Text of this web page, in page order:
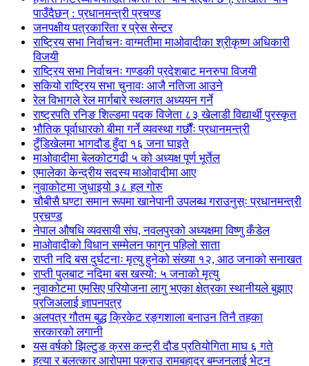
पाउँदैछन् : प्रधानमन्त्री प्रचण्ड
जनपक्षीय पत्रकारिता र प्रेस सेन्टर
राष्ट्रिय सभा निर्वाचनः वाग्मतीमा माओवादीका श्रीकृष्ण अधिकारी
विजयी
राष्ट्रिय सभा निर्वाचनः गण्डकी प्रदेशबाट मनरुपा विजयी
सकियो राष्ट्रिय सभा चुनावः आजै नतिजा आउने
रेल विभागले रेल मार्गबारे स्थलगत अध्ययन गर्ने
राष्ट्रपति रनिङ शिल्डमा पदक विजेता ८३ खेलाडी विद्यार्थी पुरस्कृत
भौतिक पूर्वाधारको बीमा गर्ने व्यवस्था गर्छौंः प्रधानमन्त्री
टुँडिखेलमा भागदौड हुँदा १६ जना घाइते
माओवादीमा बेलकोटगढी ५ को अध्यक्ष पूर्ण भूर्तेल
एमालेका केन्द्रीय सदस्य माओ‌वादीमा आए
नुवाकोटमा जुधाइयो ३८ हल गोरु
चौबीसै घण्टा समान रूपमा खानेपानी उपलब्ध गराउनुस्ः प्रधानमन्त्री
प्रचण्ड
नेपाल औषधि व्यवसायी संघ, नवलपुरको अध्यक्षमा विष्णु कँडेल
माओवादीको विधान सम्मेलन फागुन पहिलो साता
राप्ती नदि बस दुर्घटनाः मृत्यु हुनेको संख्या १२, आठ जनाको सनाखत
राप्ती पुलबाट नदिमा बस खस्यो: ५ जनाको मृत्यु
नुवाकोटमा एमसिए परियोजना लागु भएका क्षेत्रका स्थानीयले बुझाए
प्रजिअलाई ज्ञापनपत्र
अलपत्र गौतम बुद्ध क्रिकेट रङ्गशाला बनाउन तिनै तहका
सरकारको लगानी
यस वर्षको झिल्टुङ क्रस कन्ट्री दौड प्रतियोगिता माघ ६ गते
हत्या र बलत्कार आरोपमा पक्राउ रामबहादुर बम्जनलाई भेट्न